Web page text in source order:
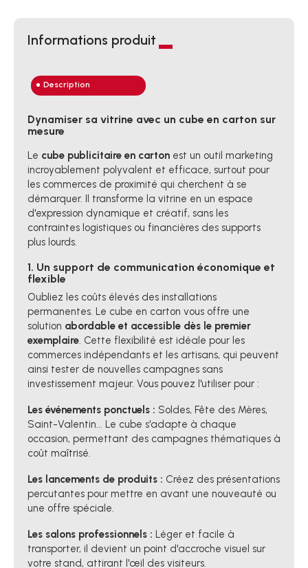
Informations produit
Description
Dynamiser sa vitrine avec un cube en carton sur
mesure
Le cube publicitaire en carton est un outil marketing
incroyablement polyvalent et efficace, surtout pour
les commerces de proximité qui cherchent à se
démarquer. Il transforme la vitrine en un espace
d'expression dynamique et créatif, sans les
contraintes logistiques ou financières des supports
plus lourds.
1. Un support de communication économique et
flexible
Oubliez les coûts élevés des installations
permanentes. Le cube en carton vous offre une
solution abordable et accessible dès le premier
exemplaire. Cette flexibilité est idéale pour les
commerces indépendants et les artisans, qui peuvent
ainsi tester de nouvelles campagnes sans
investissement majeur. Vous pouvez l'utiliser pour :
Les événements ponctuels : Soldes, Fête des Mères,
Saint-Valentin... Le cube s'adapte à chaque
occasion, permettant des campagnes thématiques à
coût maîtrisé.
Les lancements de produits : Créez des présentations
percutantes pour mettre en avant une nouveauté ou
une offre spéciale.
Les salons professionnels : Léger et facile à
transporter, il devient un point d'accroche visuel sur
votre stand, attirant l'œil des visiteurs.